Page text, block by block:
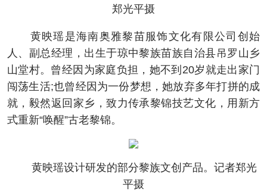
郑光平摄
黄映瑶是海南奥雅黎苗服饰文化有限公司创始
人、副总经理，出生于琼中黎族苗族自治县吊罗山乡
山堂村。曾经因为家庭负担，她不到20岁就走出家门
闯荡生活;也曾经因为一份梦想，她放弃多年打拼的成
就，毅然返回家乡，致力传承黎锦技艺文化，用新方
式重新“唤醒”古老黎锦。
黄映瑶设计研发的部分黎族文创产品。记者郑光
平摄